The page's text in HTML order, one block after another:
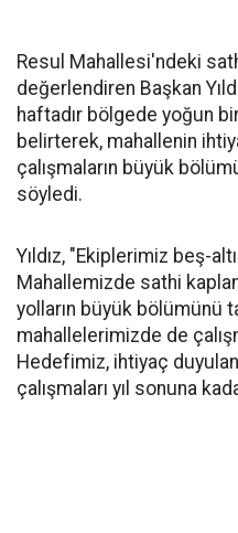
Resul Mahallesi'ndeki
değerlendiren Başkan
haftadır bölgede yoğun
belirterek, mahallenin
çalışmaların büyük
söyledi.
Yıldız, "Ekiplerimiz beş-
Mahallemizde sathi
yolların büyük bölümünü
mahallelerimizde de
Hedefimiz, ihtiyaç
çalışmaları yıl sonuna